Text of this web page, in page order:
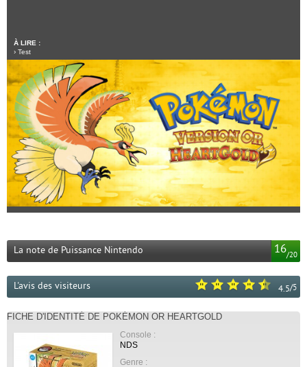
À LIRE :
› Test
16/20
La note de Puissance Nintendo
4.5/5
L'avis des visiteurs
FICHE D'IDENTITÉ DE POKÉMON OR HEARTGOLD
Console :
NDS
Genre :